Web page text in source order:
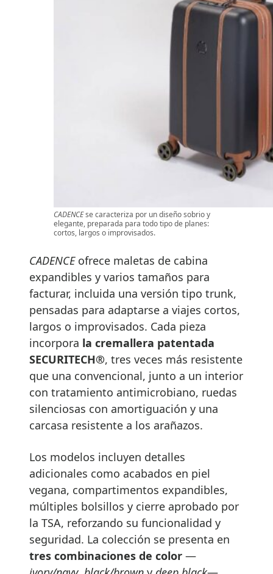
CADENCEse caracteriza por un diseño sobrio y
elegante, preparada para todo tipo de planes:
cortos, largos o improvisados.
CADENCE ofrece maletas de cabina
expandibles y varios tamaños para
facturar, incluida una versión tipo trunk,
pensadas para adaptarse a viajes cortos,
largos o improvisados. Cada pieza
incorpora la cremallera patentada
SECURITECH®, tres veces más resistente
que una convencional, junto a un interior
con tratamiento antimicrobiano, ruedas
silenciosas con amortiguación y una
carcasa resistente a los arañazos.
Los modelos incluyen detalles
adicionales como acabados en piel
vegana, compartimentos expandibles,
múltiples bolsillos y cierre aprobado por
la TSA, reforzando su funcionalidad y
seguridad. La colección se presenta en
tres combinaciones de color —